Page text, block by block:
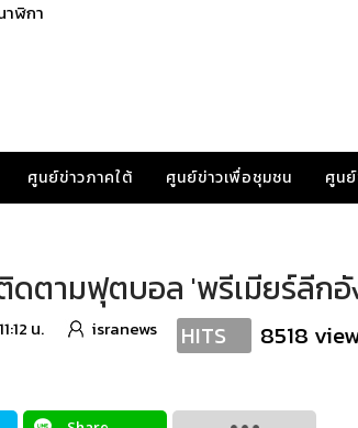
ฬิกา
ศูนย์ข่าวภาคใต้ ศูนย์ข่าวเพื่อชุมชน ศูน
ดตามฟุตบอล 'พรีเมียร์ลีก
น. isranews HITS 8518